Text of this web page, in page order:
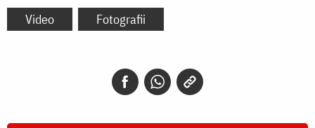
Video Fotografii